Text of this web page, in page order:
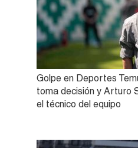
Golpe en Deportes
toma decisión y Arturo
el técnico del equipo